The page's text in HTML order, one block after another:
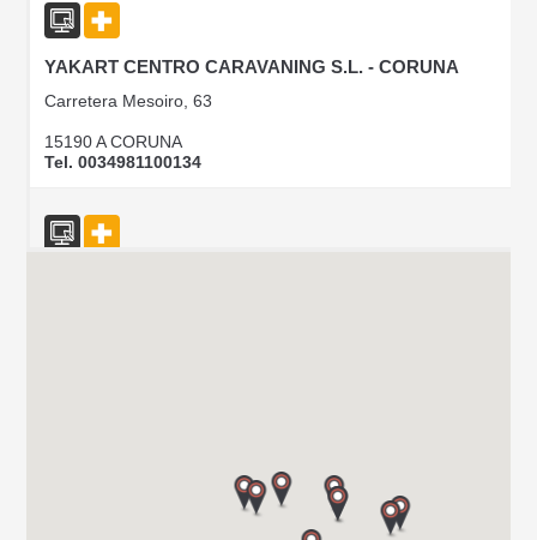
YAKART CENTRO CARAVANING S.L. - CORUNA
Carretera Mesoiro, 63
15190 A CORUNA
Tel. 0034981100134
CARAVANAS EVASION S.L.